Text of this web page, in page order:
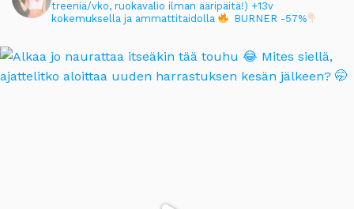
treeniä/vko, ruokavalio ilman ääripäitä!) +13v
kokemuksella ja ammattitaidolla
BURNER -57%